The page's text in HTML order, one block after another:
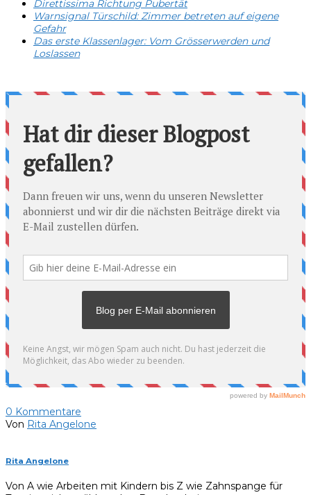
Direttissima Richtung Pubertät
Warnsignal Türschild: Zimmer betreten auf eigene
Gefahr
Das erste Klassenlager: Vom Grösserwerden und
Loslassen
0 Kommentare
Von Rita Angelone
Rita Angelone
Von A wie Arbeiten mit Kindern bis Z wie Zahnspange für